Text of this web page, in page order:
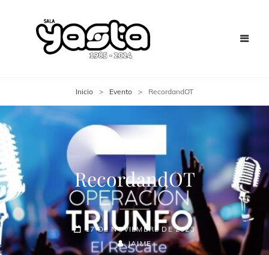
Inicio > Evento > RecordandOT
RecordandOT
17 DE NOVIEMBRE DE 2023
JAIME